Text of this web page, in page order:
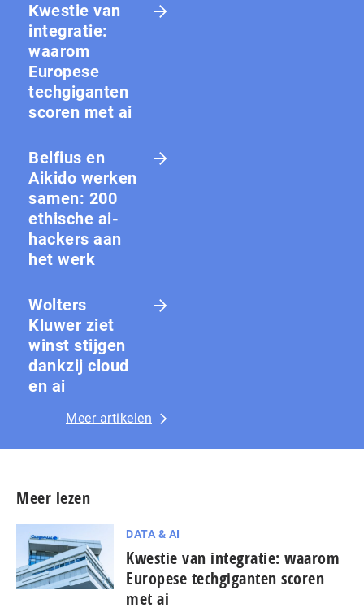
Kwestie van
integratie:
waarom
Europese
techgiganten
scoren met ai
Belfius en
Aikido werken
samen: 200
ethische ai-
hackers aan
het werk
Wolters
Kluwer ziet
winst stijgen
dankzij cloud
en ai
Meer artikelen
Meer lezen
DATA & AI
Kwestie van integratie: waarom
Europese techgiganten scoren
met ai